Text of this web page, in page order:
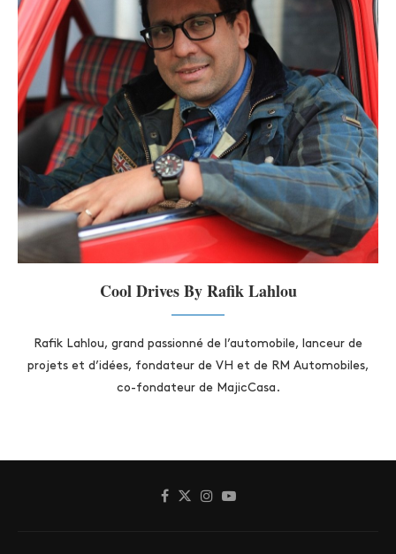
Cool Drives By Rafik Lahlou
Rafik Lahlou, grand passionné de l’automobile, lanceur de
projets et d’idées, fondateur de VH et de RM Automobiles,
co-fondateur de MajicCasa.